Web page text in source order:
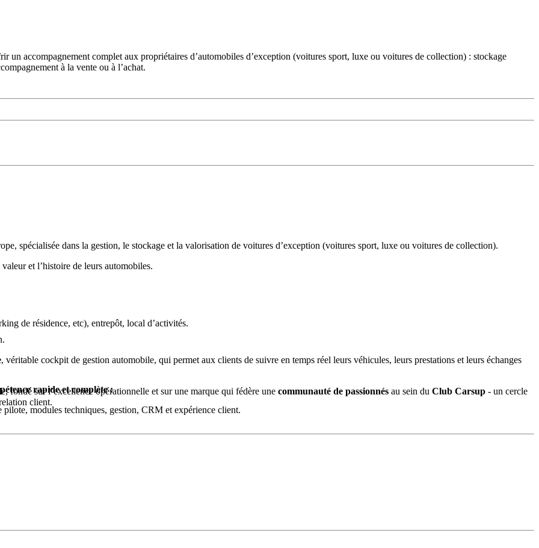
un accompagnement complet aux propriétaires d’automobiles d’exception (voitures sport, luxe ou voitures de collection) : stockage
à la vente ou à l’achat.
spécialisée dans la gestion, le stockage et la valorisation de voitures d’exception (voitures sport, luxe ou voitures de collection).
et l’histoire de leurs automobiles.
, véritable cockpit de gestion automobile, qui permet aux clients de suivre en temps réel leurs véhicules, leurs prestations et leurs échanges
fondé sur l’excellence opérationnelle et sur une marque qui fédère une communauté de passionnés au sein du Club Carsup - un cercle
client.
et à fortes marges.
de résidence, etc), entrepôt, local d’activités.
rapide et complète :
modules techniques, gestion, CRM et expérience client.
audits de performance.